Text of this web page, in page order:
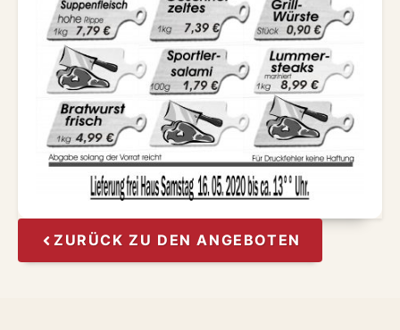
ZURÜCK ZU DEN ANGEBOTEN